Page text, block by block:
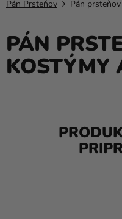
Kanekalon
Hélium
a
balóny
Výzdoba
Pán Prsteňov Pán
PÁN
KOSTÝMY